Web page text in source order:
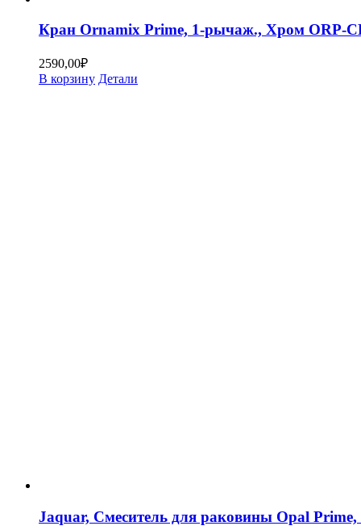
Кран Ornamix Prime, 1-рычаж., Хром ORP-
2590,00₽
В корзину Детали
Jaquar, Смеситель для раковины Opal